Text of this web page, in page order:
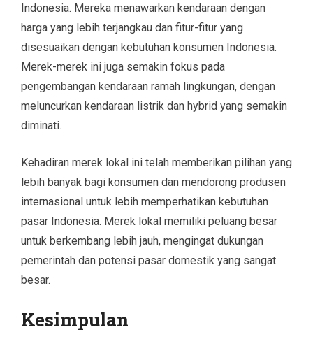
Indonesia. Mereka menawarkan kendaraan dengan
harga yang lebih terjangkau dan fitur-fitur yang
disesuaikan dengan kebutuhan konsumen Indonesia.
Merek-merek ini juga semakin fokus pada
pengembangan kendaraan ramah lingkungan, dengan
meluncurkan kendaraan listrik dan hybrid yang semakin
diminati.
Kehadiran merek lokal ini telah memberikan pilihan yang
lebih banyak bagi konsumen dan mendorong produsen
internasional untuk lebih memperhatikan kebutuhan
pasar Indonesia. Merek lokal memiliki peluang besar
untuk berkembang lebih jauh, mengingat dukungan
pemerintah dan potensi pasar domestik yang sangat
besar.
Kesimpulan